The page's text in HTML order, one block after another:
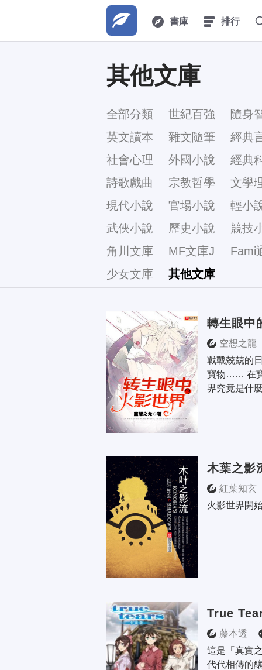
書庫 排行
其他文庫
全部分類 世紀百強
隨身
英文讀本
雜文隨筆
經典
社會心理
外國小說
經典
詩歌戲曲
宗教哲學
文學
現代小說
官場小說
輕小
武俠小說
歷史小說
競技
角川文庫
MF文庫J
Fami
少女文庫 其他文庫
轉生眼中
空想之龍
戰戰兢兢的
寶物…… 在
界究竟是什
木葉之影
紅葉知玄
火影世界開
True
藤本透
這是「真實
代代相傳的